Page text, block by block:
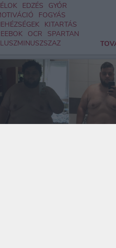
EDZÉS
GYŐR
FOGYÁS
KITARTÁS
OCR
SPARTAN